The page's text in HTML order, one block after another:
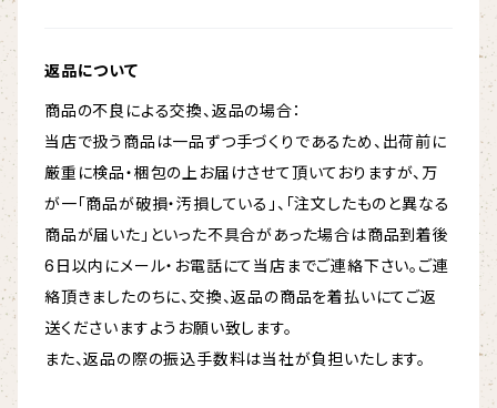
返品について
商品の不良による交換、返品の場合：
当店で扱う商品は一品ずつ手づくりであるため、出荷前に
厳重に検品・梱包の上お届けさせて頂いておりますが、万
が一「商品が破損・汚損している」、「注文したものと異なる
商品が届いた」といった不具合があった場合は商品到着後
6日以内にメール・お電話にて当店までご連絡下さい。ご連
絡頂きましたのちに、交換、返品の商品を着払いにてご返
送くださいますようお願い致します。
また、返品の際の振込手数料は当社が負担いたします。